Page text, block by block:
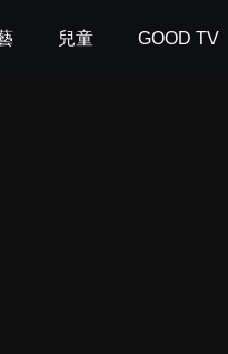
兒童 GOOD TV